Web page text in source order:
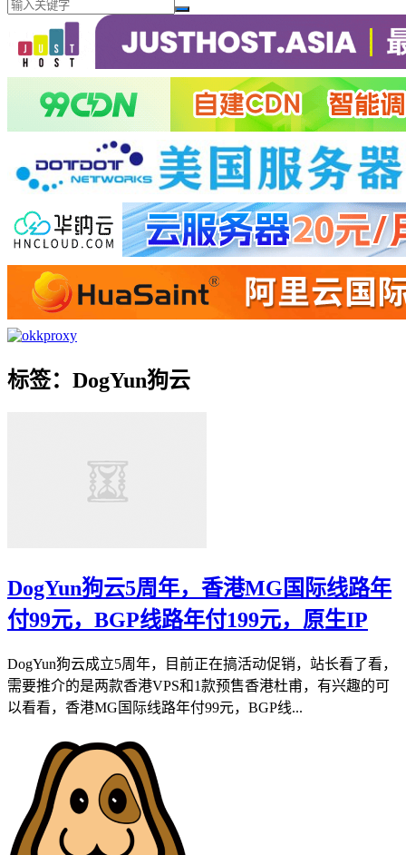
标签：DogYun狗云
DogYun狗云5周年，香港MG国际线路年
付99元，BGP线路年付199元，原生IP
DogYun狗云成立5周年，目前正在搞活动促销，站长看了看，
需要推介的是两款香港VPS和1款预售香港杜甫，有兴趣的可
以看看，香港MG国际线路年付99元，BGP线...